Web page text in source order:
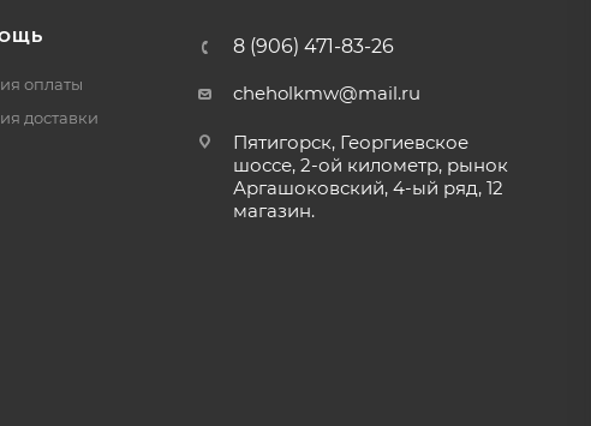
оплаты
доставки
8 (906) 471-83-26
cheholkmw@mail.ru
Пятигорск, Георгиевское
шоссе, 2-ой километр, рынок
Аргашоковский, 4-ый ряд, 12
магазин.